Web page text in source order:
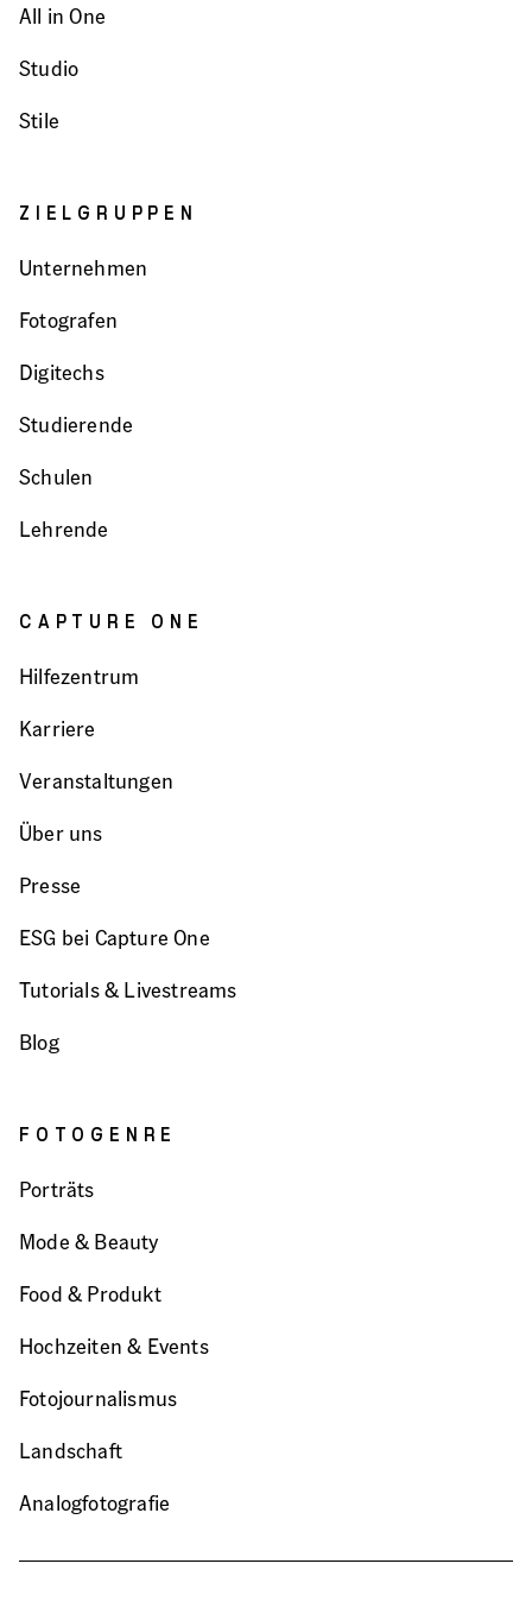
All in One
Studio
Stile
ZIELGRUPPEN
Unternehmen
Fotografen
Digitechs
Studierende
Schulen
Lehrende
CAPTURE ONE
Hilfezentrum
Karriere
Veranstaltungen
Über uns
Presse
ESG bei Capture One
Tutorials & Livestreams
Blog
FOTOGENRE
Porträts
Mode & Beauty
Food & Produkt
Hochzeiten & Events
Fotojournalismus
Landschaft
Analogfotografie